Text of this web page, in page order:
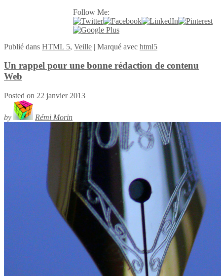
Follow Me:
Publié dans HTML 5, Veille | Marqué avec html5
Un rappel pour une bonne rédaction de contenu
Web
Posted on 22 janvier 2013
by Rémi Morin